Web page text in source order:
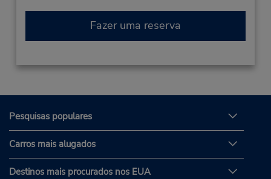
Fazer uma reserva
Pesquisas populares
Carros mais alugados
Destinos mais procurados nos EUA